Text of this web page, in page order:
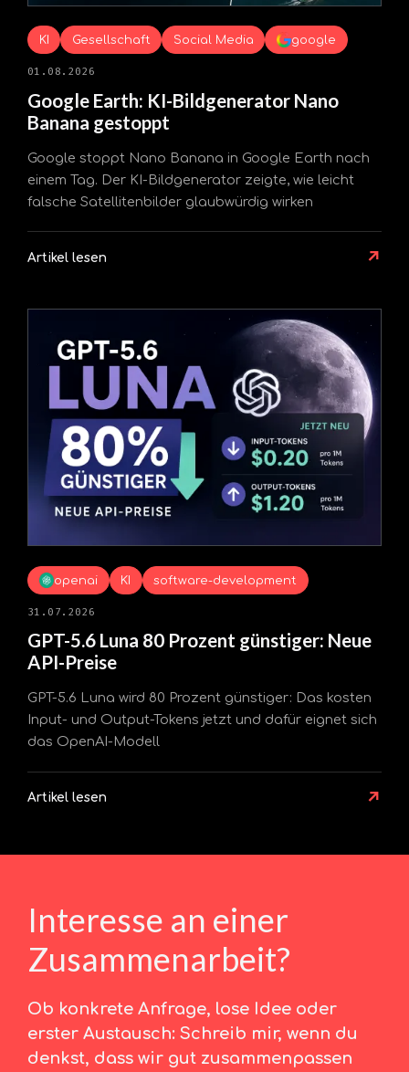
KI Gesellschaft Social Media google
01.08.2026
Google Earth: KI-Bildgenerator Nano
Banana gestoppt
Google stoppt Nano Banana in Google Earth nach
einem Tag. Der KI-Bildgenerator zeigte, wie leicht
falsche Satellitenbilder glaubwürdig wirken
Artikel lesen ↗
openai KI software-development
31.07.2026
GPT-5.6 Luna 80 Prozent günstiger: Neue
API-Preise
GPT-5.6 Luna wird 80 Prozent günstiger: Das kosten
Input- und Output-Tokens jetzt und dafür eignet sich
das OpenAI-Modell
Artikel lesen ↗
Interesse an einer
Zusammenarbeit?
Ob konkrete Anfrage, lose Idee oder
erster Austausch: Schreib mir, wenn du
denkst, dass wir gut zusammenpassen